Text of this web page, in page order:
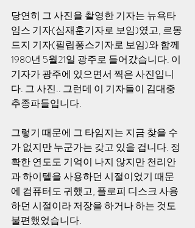
당연히 그 사진을 촬영한 기자는 뉴욕타
임스 기자(심재훈기자로 보임)였고, 르몽
드지 기자(필립퐁스기자로 보임)와 함께
1980년 5월21일 광주로 들어갔습니다. 이
기자가 광주에 있으면서 찍은 사진입니
다. 그 사진.. 그런데 이 기자들이 김대중
추종파들입니다.
그렇기 때문에 그 타임지는 지금 찾을 수
가 없지만 누군가는 갖고 있을 겁니다. 정
확한 연도도 기억이 나지 않지만 천리안
과 하이텔을 사용하던 시절이었기 때문
에 컴퓨터도 귀했고, 플로피 디스크 사용
하던 시절이라 저장을 하거나 하는 것도
불편했었습니다.